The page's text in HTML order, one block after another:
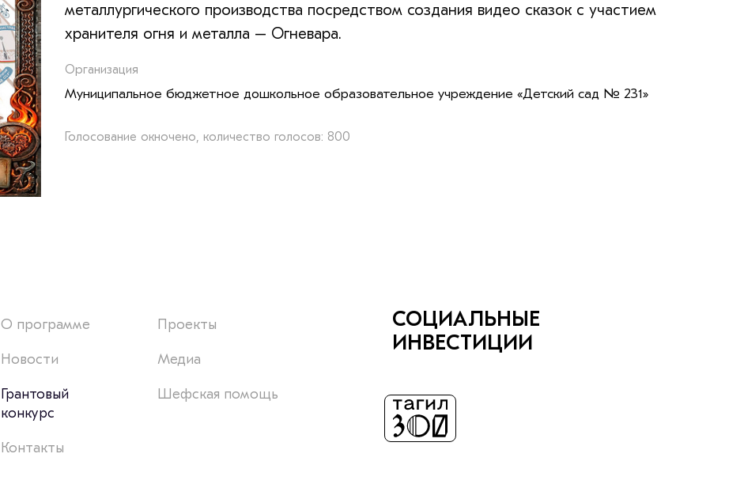
металлургического производства посредством создания видео сказок с участием
хранителя огня и металла – Огневара.
Организация
Муниципальное бюджетное дошкольное образовательное учреждение «Детский сад № 231»
Голосование окночено, количество голосов: 800
О программе Проекты
Новости Медиа
Грантовый
конкурс
Шефская помощь
Контакты
СОЦИАЛЬНЫЕ
ИНВЕСТИЦИИ